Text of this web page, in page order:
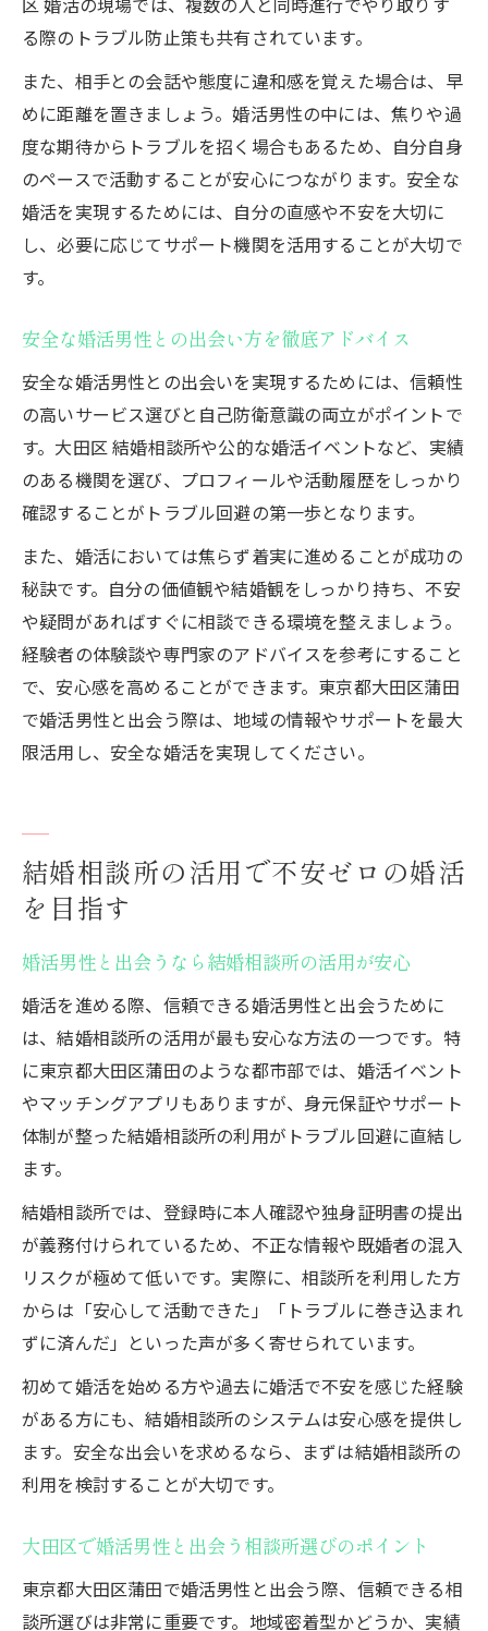
る際のトラブル防止策も共有されています。
また、相手との会話や態度に違和感を覚えた場合は、早
めに距離を置きましょう。婚活男性の中には、焦りや過
度な期待からトラブルを招く場合もあるため、自分自身
のペースで活動することが安心につながります。安全な
婚活を実現するためには、自分の直感や不安を大切に
し、必要に応じてサポート機関を活用することが大切で
す。
安全な婚活男性との出会い方を徹底アドバイス
安全な婚活男性との出会いを実現するためには、信頼性
の高いサービス選びと自己防衛意識の両立がポイントで
す。大田区 結婚相談所や公的な婚活イベントなど、実績
のある機関を選び、プロフィールや活動履歴をしっかり
確認することがトラブル回避の第一歩となります。
また、婚活においては焦らず着実に進めることが成功の
秘訣です。自分の価値観や結婚観をしっかり持ち、不安
や疑問があればすぐに相談できる環境を整えましょう。
経験者の体験談や専門家のアドバイスを参考にすること
で、安心感を高めることができます。東京都大田区蒲田
で婚活男性と出会う際は、地域の情報やサポートを最大
限活用し、安全な婚活を実現してください。
結婚相談所の活用で不安ゼロの婚活
を目指す
婚活男性と出会うなら結婚相談所の活用が安心
婚活を進める際、信頼できる婚活男性と出会うために
は、結婚相談所の活用が最も安心な方法の一つです。特
に東京都大田区蒲田のような都市部では、婚活イベント
やマッチングアプリもありますが、身元保証やサポート
体制が整った結婚相談所の利用がトラブル回避に直結し
ます。
結婚相談所では、登録時に本人確認や独身証明書の提出
が義務付けられているため、不正な情報や既婚者の混入
リスクが極めて低いです。実際に、相談所を利用した方
からは「安心して活動できた」「トラブルに巻き込まれ
ずに済んだ」といった声が多く寄せられています。
初めて婚活を始める方や過去に婚活で不安を感じた経験
がある方にも、結婚相談所のシステムは安心感を提供し
ます。安全な出会いを求めるなら、まずは結婚相談所の
利用を検討することが大切です。
大田区で婚活男性と出会う相談所選びのポイント
東京都大田区蒲田で婚活男性と出会う際、信頼できる相
談所選びは非常に重要です。地域密着型かどうか、実績